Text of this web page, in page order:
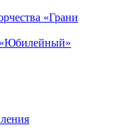
«Грани